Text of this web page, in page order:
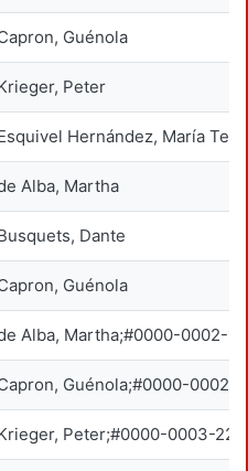
Guénola
Peter
Hernández, María
Alba, Martha
Dante
Guénola
Alba, Martha;#0000-0002-
Guénola;#0000-0002-
Peter;#0000-0003-